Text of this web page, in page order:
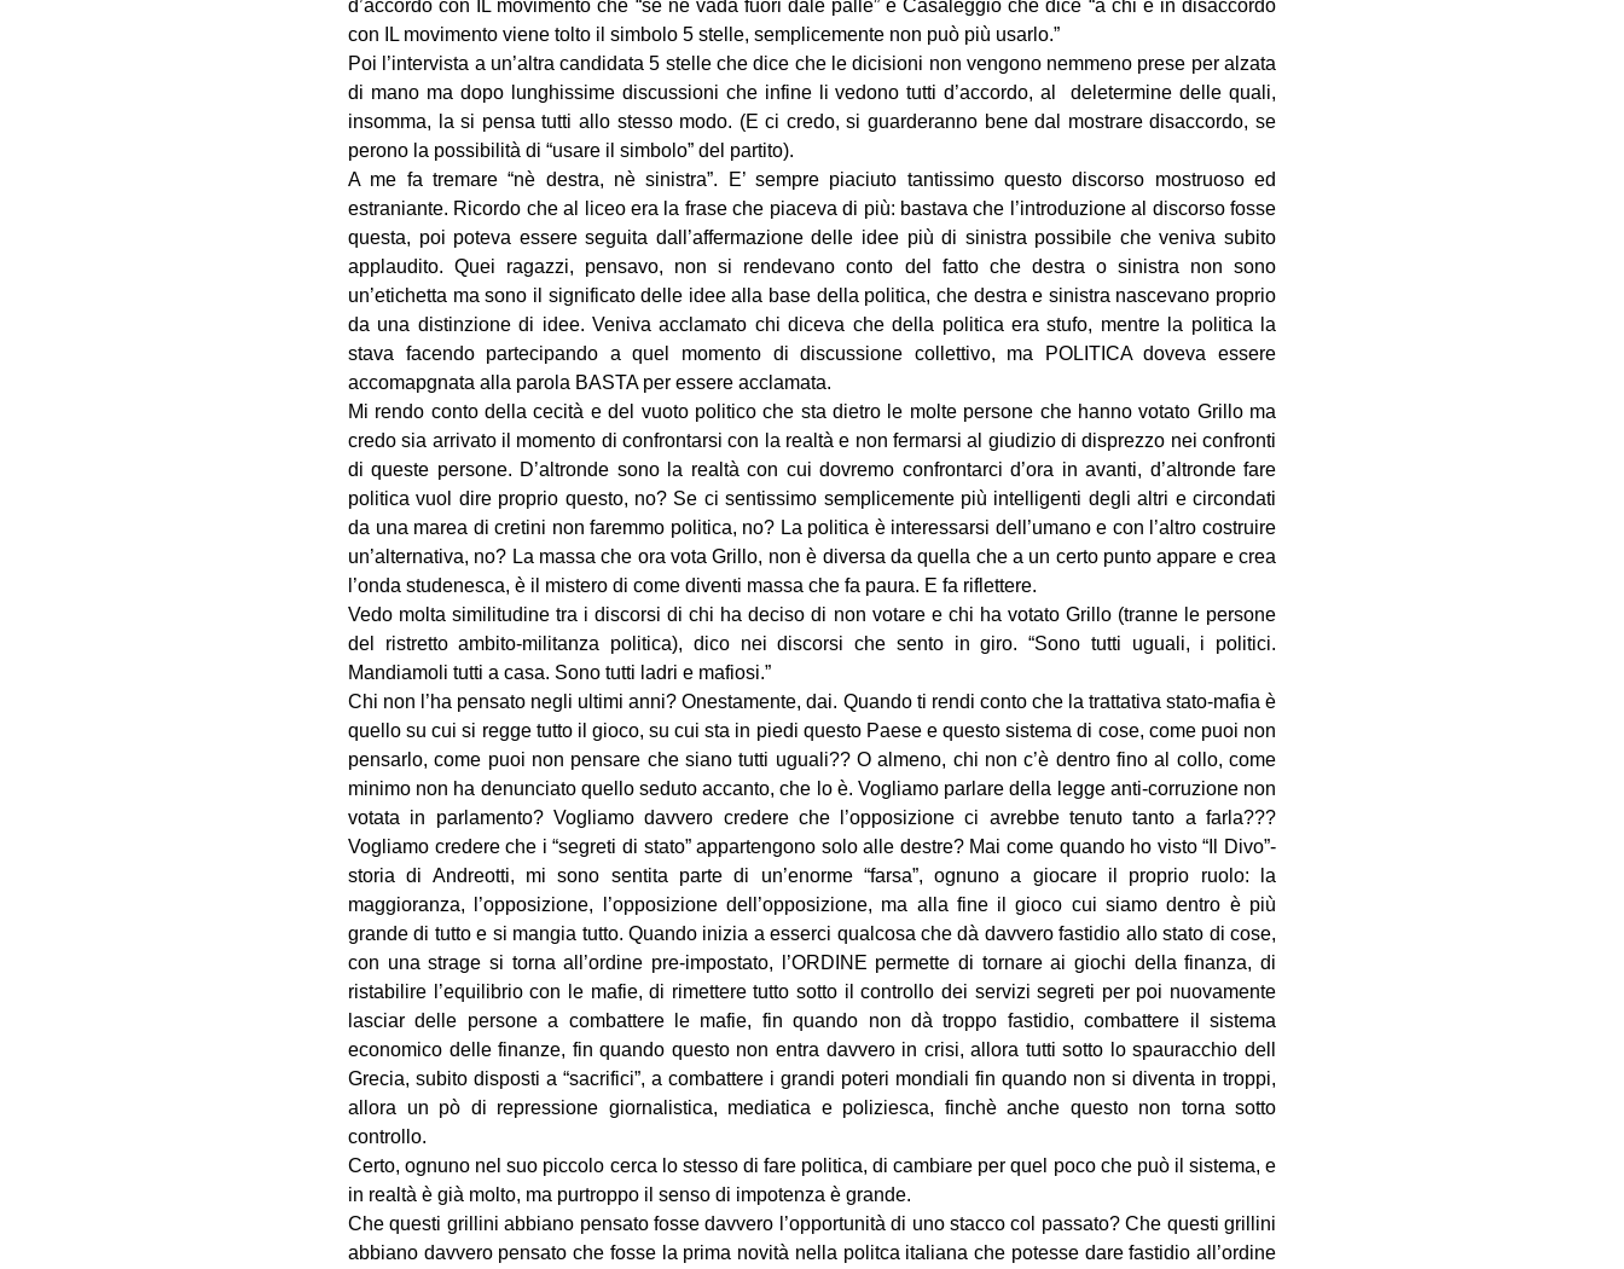
d’accordo con IL movimento che “se ne vada fuori dale palle” e Casaleggio che dice “a chi è in disaccordo
con IL movimento viene tolto il simbolo 5 stelle, semplicemente non può più usarlo.”
Poi l’intervista a un’altra candidata 5 stelle che dice che le dicisioni non vengono nemmeno prese per alzata
di mano ma dopo lunghissime discussioni che infine li vedono tutti d’accordo, al deletermine delle quali,
insomma, la si pensa tutti allo stesso modo. (E ci credo, si guarderanno bene dal mostrare disaccordo, se
perono la possibilità di “usare il simbolo” del partito).
A me fa tremare “nè destra, nè sinistra”. E’ sempre piaciuto tantissimo questo discorso mostruoso ed
estraniante. Ricordo che al liceo era la frase che piaceva di più: bastava che l’introduzione al discorso fosse
questa, poi poteva essere seguita dall’affermazione delle idee più di sinistra possibile che veniva subito
applaudito. Quei ragazzi, pensavo, non si rendevano conto del fatto che destra o sinistra non sono
un’etichetta ma sono il significato delle idee alla base della politica, che destra e sinistra nascevano proprio
da una distinzione di idee. Veniva acclamato chi diceva che della politica era stufo, mentre la politica la
stava facendo partecipando a quel momento di discussione collettivo, ma POLITICA doveva essere
accomapgnata alla parola BASTA per essere acclamata.
Mi rendo conto della cecità e del vuoto politico che sta dietro le molte persone che hanno votato Grillo ma
credo sia arrivato il momento di confrontarsi con la realtà e non fermarsi al giudizio di disprezzo nei confronti
di queste persone. D’altronde sono la realtà con cui dovremo confrontarci d’ora in avanti, d’altronde fare
politica vuol dire proprio questo, no? Se ci sentissimo semplicemente più intelligenti degli altri e circondati
da una marea di cretini non faremmo politica, no? La politica è interessarsi dell’umano e con l’altro costruire
un’alternativa, no? La massa che ora vota Grillo, non è diversa da quella che a un certo punto appare e crea
l’onda studenesca, è il mistero di come diventi massa che fa paura. E fa riflettere.
Vedo molta similitudine tra i discorsi di chi ha deciso di non votare e chi ha votato Grillo (tranne le persone
del ristretto ambito-militanza politica), dico nei discorsi che sento in giro. “Sono tutti uguali, i politici.
Mandiamoli tutti a casa. Sono tutti ladri e mafiosi.”
Chi non l’ha pensato negli ultimi anni? Onestamente, dai. Quando ti rendi conto che la trattativa stato-mafia è
quello su cui si regge tutto il gioco, su cui sta in piedi questo Paese e questo sistema di cose, come puoi non
pensarlo, come puoi non pensare che siano tutti uguali?? O almeno, chi non c’è dentro fino al collo, come
minimo non ha denunciato quello seduto accanto, che lo è. Vogliamo parlare della legge anti-corruzione non
votata in parlamento? Vogliamo davvero credere che l’opposizione ci avrebbe tenuto tanto a farla???
Vogliamo credere che i “segreti di stato” appartengono solo alle destre? Mai come quando ho visto “Il Divo”-
storia di Andreotti, mi sono sentita parte di un’enorme “farsa”, ognuno a giocare il proprio ruolo: la
maggioranza, l’opposizione, l’opposizione dell’opposizione, ma alla fine il gioco cui siamo dentro è più
grande di tutto e si mangia tutto. Quando inizia a esserci qualcosa che dà davvero fastidio allo stato di cose,
con una strage si torna all’ordine pre-impostato, l’ORDINE permette di tornare ai giochi della finanza, di
ristabilire l’equilibrio con le mafie, di rimettere tutto sotto il controllo dei servizi segreti per poi nuovamente
lasciar delle persone a combattere le mafie, fin quando non dà troppo fastidio, combattere il sistema
economico delle finanze, fin quando questo non entra davvero in crisi, allora tutti sotto lo spauracchio dell
Grecia, subito disposti a “sacrifici”, a combattere i grandi poteri mondiali fin quando non si diventa in troppi,
allora un pò di repressione giornalistica, mediatica e poliziesca, finchè anche questo non torna sotto
controllo.
Certo, ognuno nel suo piccolo cerca lo stesso di fare politica, di cambiare per quel poco che può il sistema, e
in realtà è già molto, ma purtroppo il senso di impotenza è grande.
Che questi grillini abbiano pensato fosse davvero l’opportunità di uno stacco col passato? Che questi grillini
abbiano davvero pensato che fosse la prima novità nella politca italiana che potesse dare fastidio all’ordine